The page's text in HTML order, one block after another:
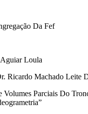
Da Fef
Loula
Ricardo Machado Leite
Parciais Do